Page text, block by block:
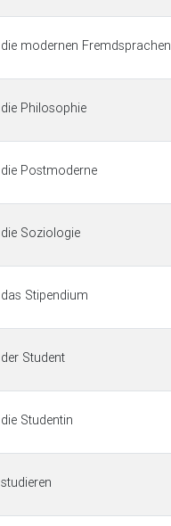
die modernen Fremdsprachen
die Philosophie
die Postmoderne
die Soziologie
das Stipendium
der Student
die Studentin
studieren